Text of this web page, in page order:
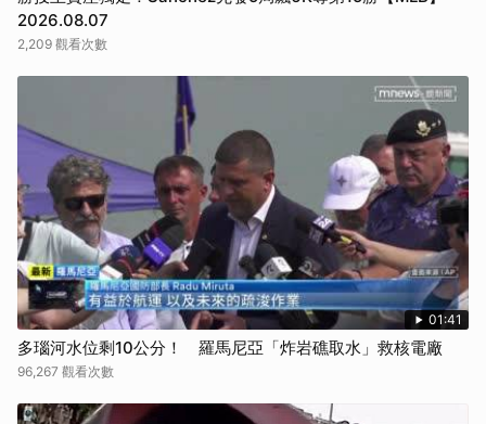
2026.08.07
2,209 觀看次數
01:41
多瑙河水位剩10公分！ 羅馬尼亞「炸岩礁取水」救核電廠
96,267 觀看次數